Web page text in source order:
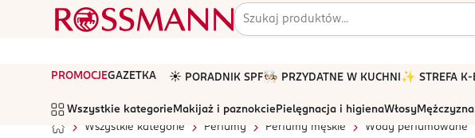
PROMOCJEGAZETKA ☀️ PORADNIK SPF🧑🏻‍🍳 PRZYDATNE W KUCHNI ✨ STREFA K-
Wszystkie kategorie Makijaż i paznokcie Pielęgnacja i higienaWłosyMężczyzna
Wszystkie kategorie
Perfumy Perfumy męskie Wody perfumowane